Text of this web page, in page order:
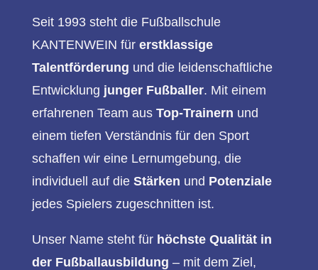
Seit 1993 steht die Fußballschule
KANTENWEIN für erstklassige
Talentförderung und die leidenschaftliche
Entwicklung junger Fußballer. Mit einem
erfahrenen Team aus Top-Trainern und
einem tiefen Verständnis für den Sport
schaffen wir eine Lernumgebung, die
individuell auf die Stärken und Potenziale
jedes Spielers zugeschnitten ist.
Unser Name steht für höchste Qualität in
der Fußballausbildung – mit dem Ziel,